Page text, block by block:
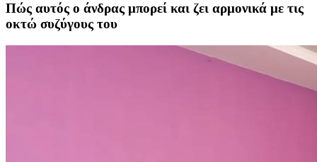
Πώς αυτός ο άνδρας μπορεί και ζει αρμονικά με τις
οκτώ συζύγους του